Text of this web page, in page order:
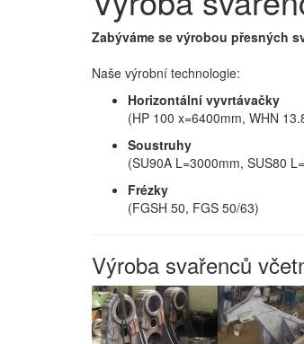
Zabýváme se výrobou přesných
Naše výrobní technologie:
Horizontální vyvrtávačky
(HP 100 x=6400mm, WHN
Soustruhy
(SU90A L=3000mm, SUS80
Frézky
(FGSH 50, FGS 50/63)
Výroba svařenců